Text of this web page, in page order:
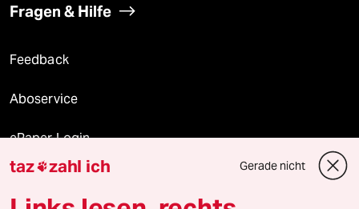
Fragen & Hilfe
Feedback
Aboservice
ePaper Login
Downloads für Abonnierende
taz zahl ich Gerade nicht